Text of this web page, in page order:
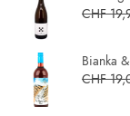
CHF
Bianka
CHF